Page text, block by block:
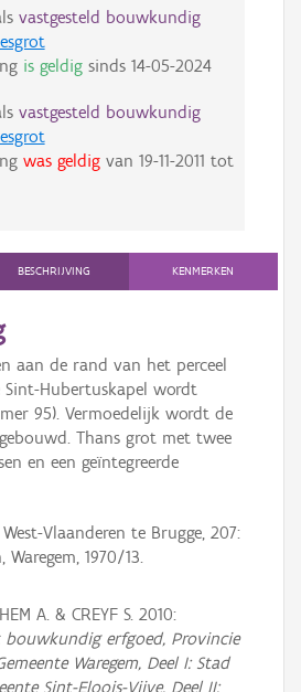
vastgesteld bouwkundig
is geldigsinds 14-05-2024
vastgesteld bouwkundig
was geldigvan 19-11-2011 tot
BESCHRIJVING KENMERKEN
aan de rand van het perceel
Sint-Hubertuskapel wordt
95). Vermoedelijk wordt de
Thans grot met twee
en een geïntegreerde
Vlaanderen te Brugge, 207:
Waregem, 1970/13.
A. & CREYF S. 2010:
erfgoed, Provincie
Waregem, Deel I: Stad
Sint-Eloois-Vijve, Deel II: